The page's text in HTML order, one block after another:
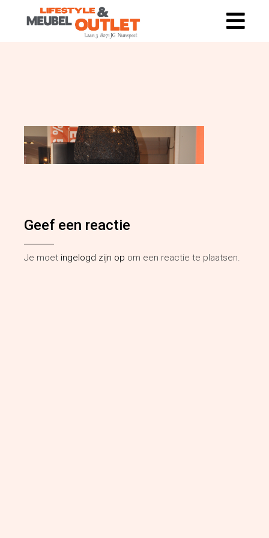
Geef een reactie
Je moet ingelogd zijn op om een reactie te plaatsen.